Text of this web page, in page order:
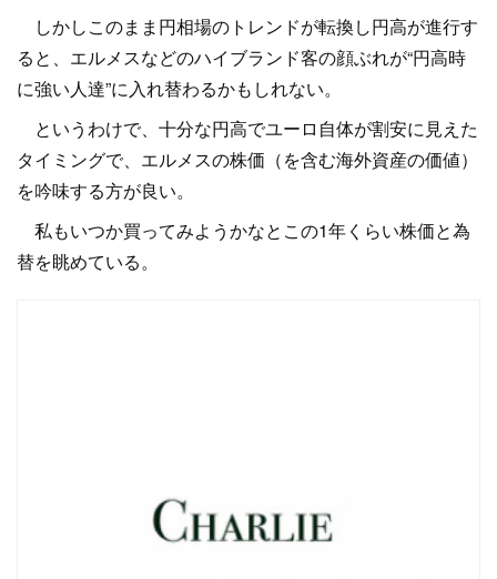
しかしこのまま円相場のトレンドが転換し円高が進行す
ると、エルメスなどのハイブランド客の顔ぶれが“円高時
に強い人達”に入れ替わるかもしれない。
というわけで、十分な円高でユーロ自体が割安に見えた
タイミングで、エルメスの株価（を含む海外資産の価値）
を吟味する方が良い。
私もいつか買ってみようかなとこの1年くらい株価と為
替を眺めている。